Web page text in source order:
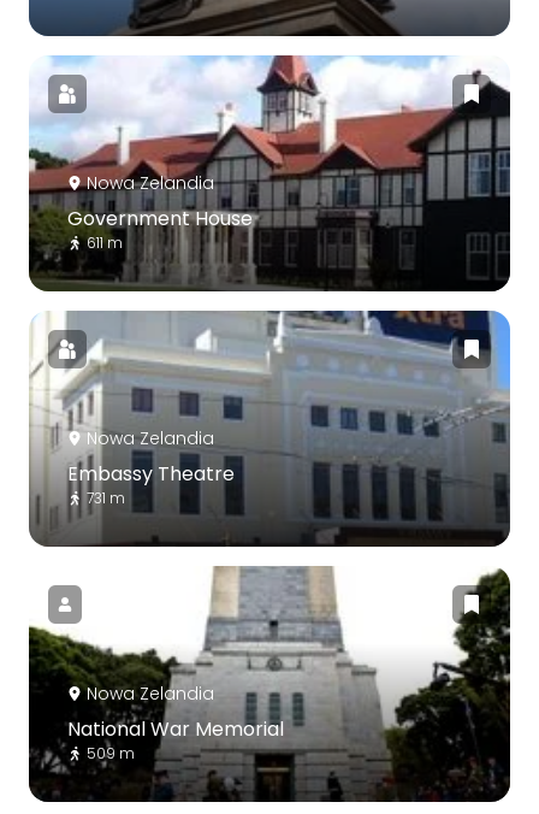
Nowa Zelandia
Government House
611 m
Nowa Zelandia
Embassy Theatre
731 m
Nowa Zelandia
National War Memorial
509 m